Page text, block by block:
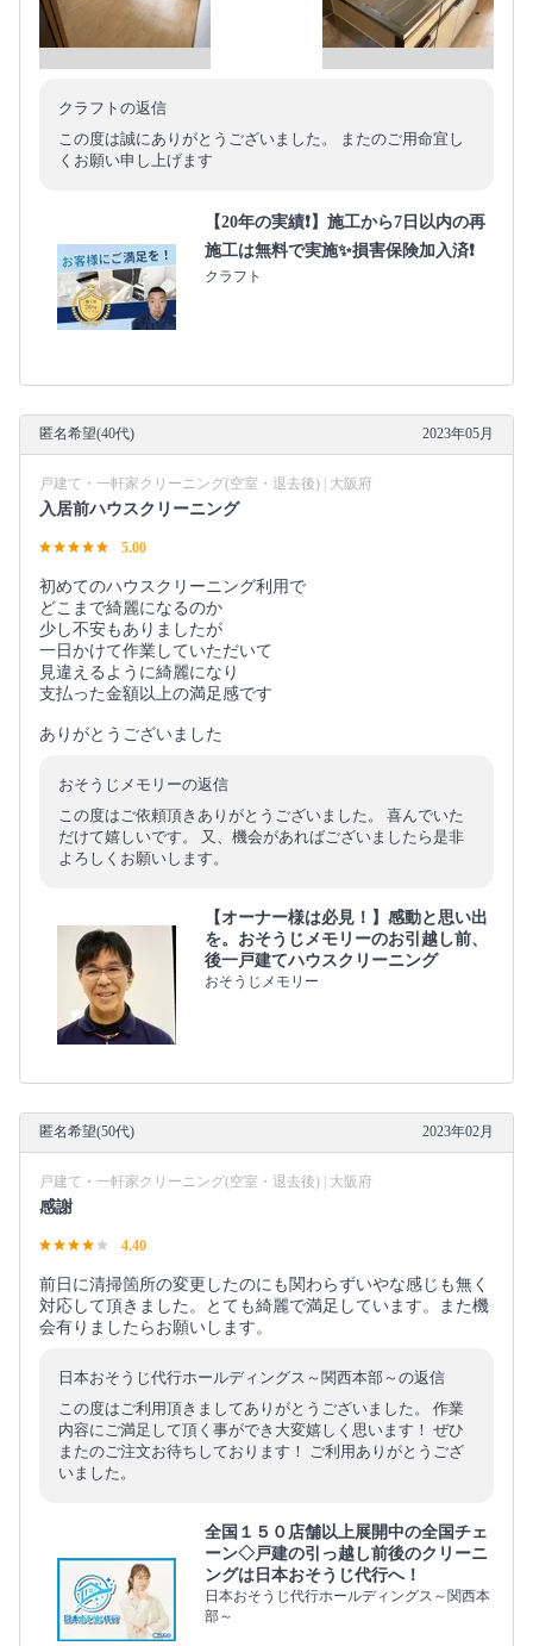
クラフトの返信
この度は誠にありがとうございました。 またのご用命宜し
くお願い申し上げます
【20年の実績❗️】施工から7日以内の再
施工は無料で実施✨損害保険加入済❗️
クラフト
匿名希望(40代) 2023年05月
戸建て・一軒家クリーニング(空室・退去後) | 大阪府
入居前ハウスクリーニング
5.00
初めてのハウスクリーニング利用で
どこまで綺麗になるのか
少し不安もありましたが
一日かけて作業していただいて
見違えるように綺麗になり
支払った金額以上の満足感です
ありがとうございました
おそうじメモリーの返信
この度はご依頼頂きありがとうございました。 喜んでいた
だけて嬉しいです。 又、機会があればございましたら是非
よろしくお願いします。
【オーナー様は必見！】感動と思い出
を。おそうじメモリーのお引越し前、
後一戸建てハウスクリーニング
おそうじメモリー
匿名希望(50代) 2023年02月
戸建て・一軒家クリーニング(空室・退去後) | 大阪府
感謝
4.40
前日に清掃箇所の変更したのにも関わらずいやな感じも無く
対応して頂きました。とても綺麗で満足しています。また機
会有りましたらお願いします。
日本おそうじ代行ホールディングス～関西本部～の返信
この度はご利用頂きましてありがとうございました。 作業
内容にご満足して頂く事ができ大変嬉しく思います！ ぜひ
またのご注文お待ちしております！ ご利用ありがとうござ
いました。
全国１５０店舗以上展開中の全国チェ
ーン◇戸建の引っ越し前後のクリーニ
ングは日本おそうじ代行へ！
日本おそうじ代行ホールディングス～関西本
部～